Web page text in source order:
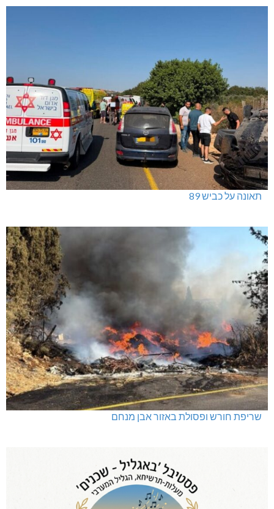
תאונה על כביש 89
שריפת חורש ופסולת באזור אבן מנחם